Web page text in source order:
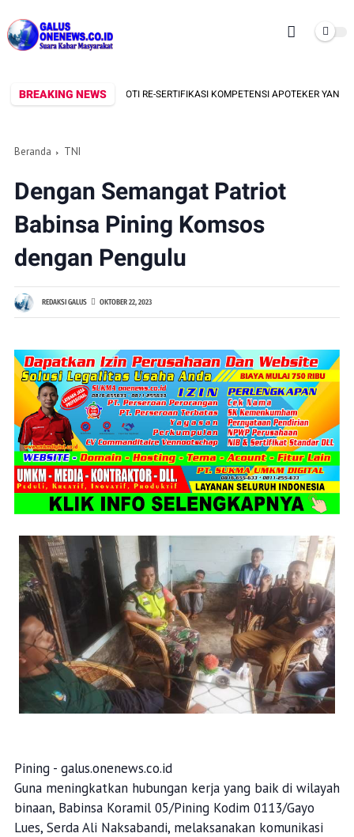
BREAKING NEWS
LSM BAKORNAS SOROTI RE-SERTIFIKASI KOMPETENSI APOTEKER YANG DI
Beranda TNI
Dengan Semangat Patriot
Babinsa Pining Komsos
dengan Pengulu
REDAKSI GALUS OKTOBER 22, 2023
Pining - galus.onenews.co.id
Guna meningkatkan hubungan kerja yang baik di wilayah
binaan, Babinsa Koramil 05/Pining Kodim 0113/Gayo
Lues, Serda Ali Naksabandi, melaksanakan komunikasi